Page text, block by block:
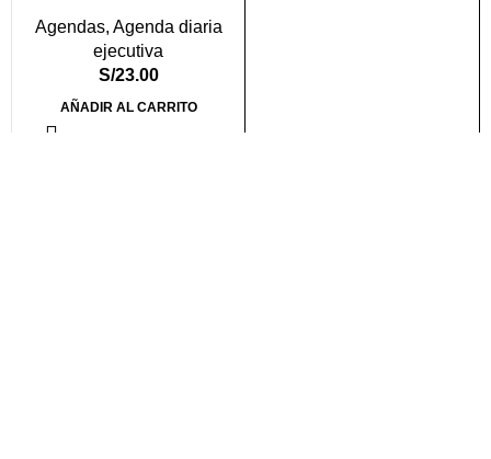
Agendas, Agenda diaria
ejecutiva
S/23.00
AÑADIR AL CARRITO